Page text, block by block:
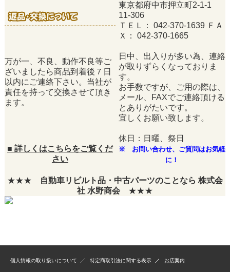
東京都府中市押立町2-1-1
11-306
ＴＥＬ： 042-370-1639 ＦＡ
Ｘ： 042-370-1665
日中、出入りが多い為、連絡
が取りずらくなっておりま
す。
お手数ですが、ご用の際は、
メール、FAXでご連絡頂ける
とありがたいです。
宜しくお願い致します。
休日：日曜、祭日
万が一、不良、動作不良等ご
ざいましたら商品到着後７日
以内にご連絡下さい。当社が
責任を持って交換させて頂き
ます。
■ 詳しくはこちらをご覧くだ
さい
※ お問い合わせ、ご質問はお気軽
に！
★★★
自動車リビルト品・中古パーツのことなら 株式会
社 水野商会
★★★
個人情報の取り扱いについて 特定商取引法に関する表示 お店案内